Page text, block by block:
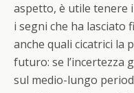
aspetto, è utile tenere
i segni che ha lasciato
anche quali cicatrici la
futuro: se l’incertezza
sul medio-lungo